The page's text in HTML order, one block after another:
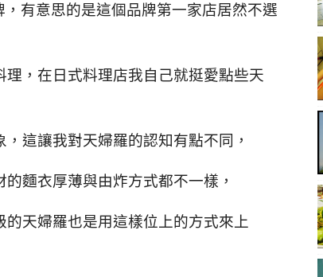
有意思的是這個品牌第一家店居然不選
，在日式料理店我自己就挺愛點些天
這讓我對天婦羅的認知有點不同，
麵衣厚薄與由炸方式都不一樣，
天婦羅也是用這樣位上的方式來上